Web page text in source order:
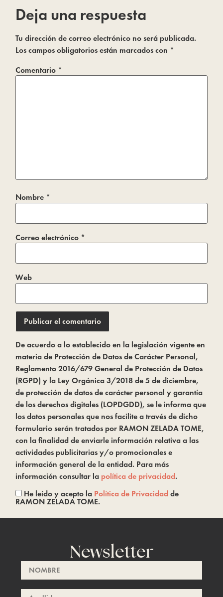
Deja una respuesta
Tu dirección de correo electrónico no será publicada.
Los campos obligatorios están marcados con *
Comentario *
Nombre *
Correo electrónico *
Web
De acuerdo a lo establecido en la legislación vigente en
materia de Protección de Datos de Carácter Personal,
Reglamento 2016/679 General de Protección de Datos
(RGPD) y la Ley Orgánica 3/2018 de 5 de diciembre,
de protección de datos de carácter personal y garantía
de los derechos digitales (LOPDGDD), se le informa que
los datos personales que nos facilite a través de dicho
formulario serán tratados por RAMON ZELADA TOME,
con la finalidad de enviarle información relativa a las
actividades publicitarias y/o promocionales e
información general de la entidad. Para más
información consultar la política de privacidad.
He leído y acepto la Política de Privacidadde
RAMON ZELADA TOME.
Newsletter